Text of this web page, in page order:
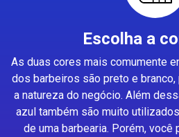
Escolha a
As duas cores mais comumente
dos barbeiros são preto e
a natureza do negócio. Além
azul também são muito
de uma barbearia. Porém, você